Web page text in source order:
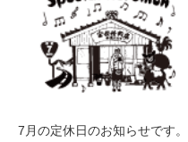
7月の定休日のお知らせです。